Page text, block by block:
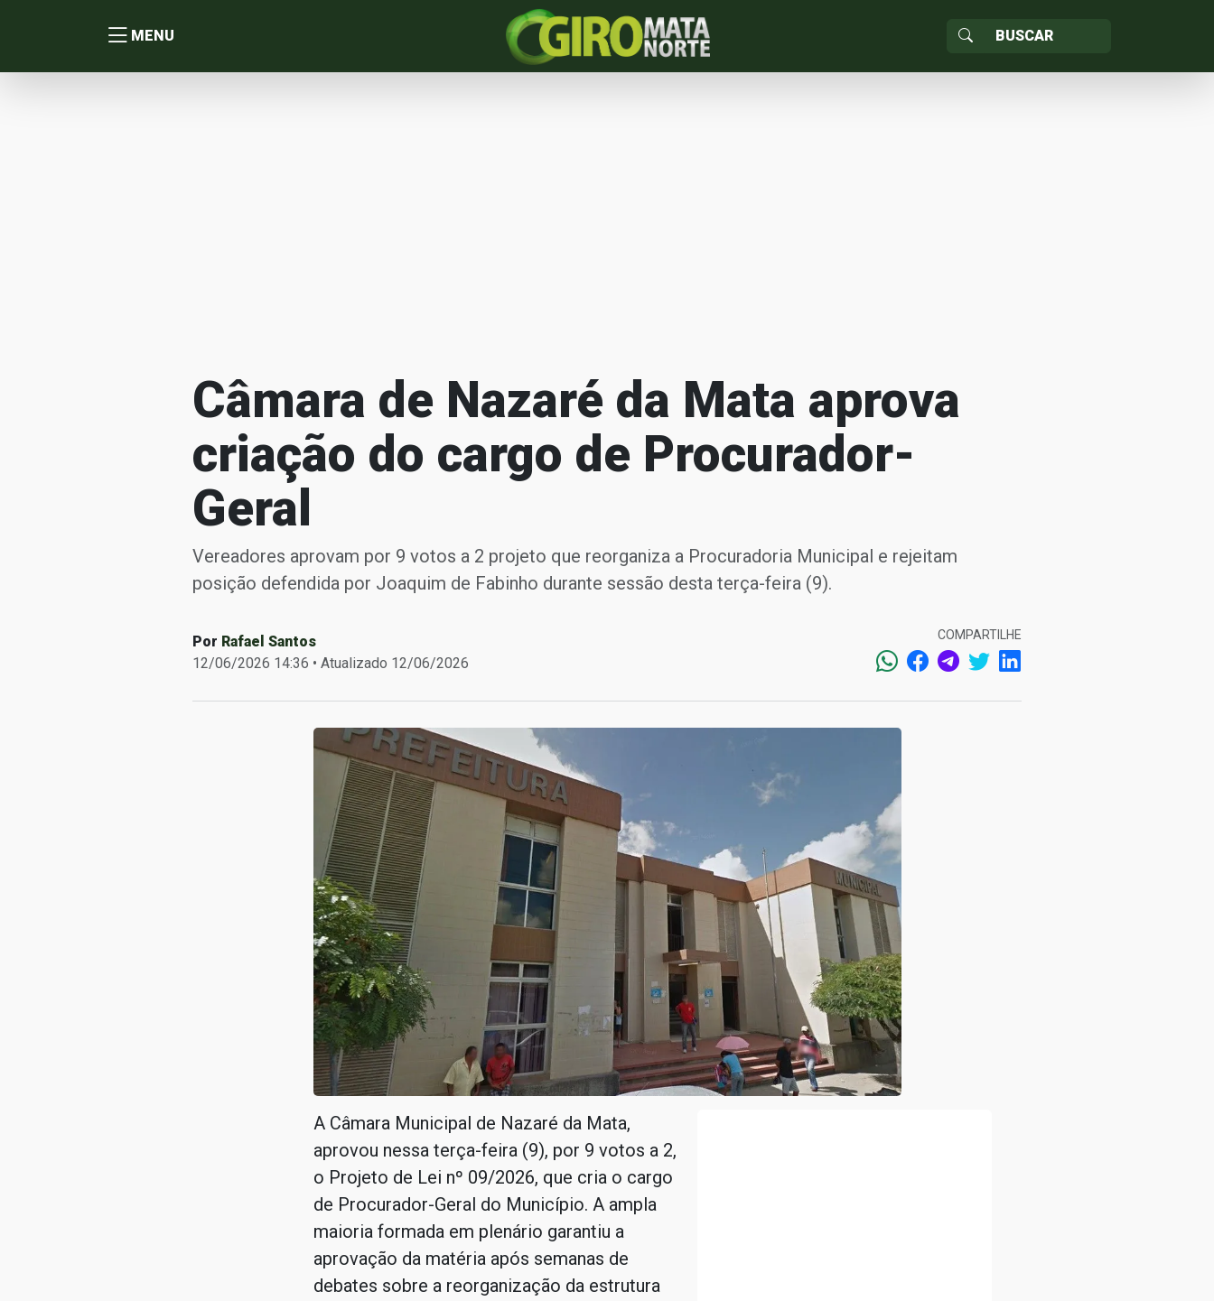
MENU
Câmara de Nazaré da Mata aprova
criação do cargo de Procurador-
Geral
Vereadores aprovam por 9 votos a 2 projeto que reorganiza a Procuradoria Municipal e rejeitam
posição defendida por Joaquim de Fabinho durante sessão desta terça-feira (9).
Por Rafael Santos
12/06/2026 14:36 • Atualizado 12/06/2026
COMPARTILHE
A Câmara Municipal de Nazaré da Mata,
aprovou nessa terça-feira (9), por 9 votos a 2,
o Projeto de Lei nº 09/2026, que cria o cargo
de Procurador-Geral do Município. A ampla
maioria formada em plenário garantiu a
aprovação da matéria após semanas de
debates sobre a reorganização da estrutura